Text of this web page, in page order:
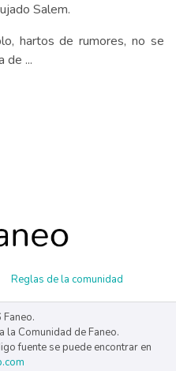
Salem.
hartos de rumores, no se
de ...
Reglas de la comunidad
la Comunidad de Faneo.
fuente se puede encontrar en